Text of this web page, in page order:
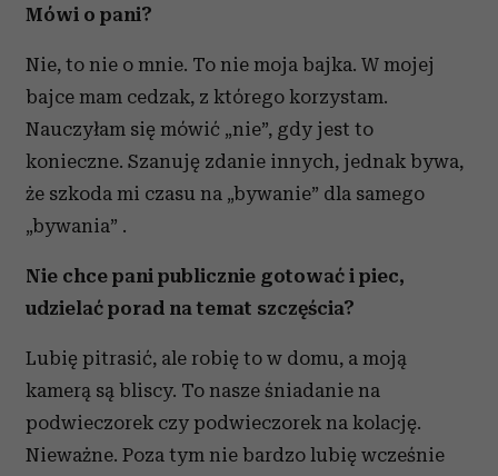
Mówi o pani?
Nie, to nie o mnie. To nie moja bajka. W mojej
bajce mam cedzak, z którego korzystam.
Nauczyłam się mówić „nie”, gdy jest to
konieczne. Szanuję zdanie innych, jednak bywa,
że szkoda mi czasu na „bywanie” dla samego
„bywania” .
Nie chce pani publicznie gotować i piec,
udzielać porad na temat szczęścia?
Lubię pitrasić, ale robię to w domu, a moją
kamerą są bliscy. To nasze śniadanie na
podwieczorek czy podwieczorek na kolację.
Nieważne. Poza tym nie bardzo lubię wcześnie